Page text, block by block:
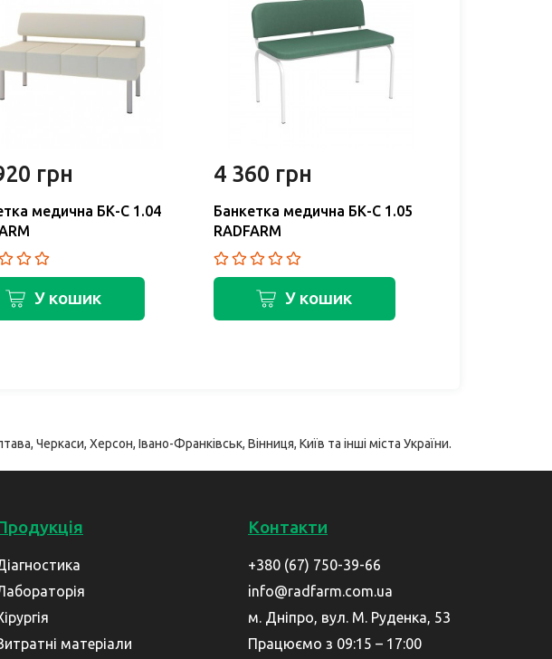
грн
медична БК-С 1.04
У кошик
4 360 грн
Банкетка медична БК-С 1.05
RADFARM
У кошик
Черкаси, Херсон, Івано-Франківськ, Вінниця, Київ та інші міста України.
матеріали
Контакти
+380 (67) 750-39-66
info@radfarm.com.ua
м. Дніпро, вул. М. Руденка, 53
Працюємо з 09:15 – 17:00